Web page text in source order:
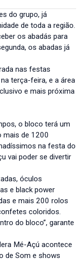
do grupo, já
de toda a região.
os abadás para
os abadas já
nas festas
terça-feira, e a área
e mais próxima
o bloco terá um
mais de 1200
na festa do
vai poder se divertir
óculos
e black power
e mais 200 rolos
coloridos.
do bloco”, garante
Mé-Açú acontece
de Som e shows